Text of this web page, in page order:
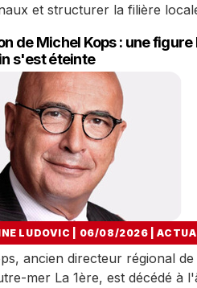
et structurer la filière
de Michel Kops : une
s'est éteinte
LUDOVIC | 06/08/2026 |
ancien directeur régional
mer La 1ère, est décédé à